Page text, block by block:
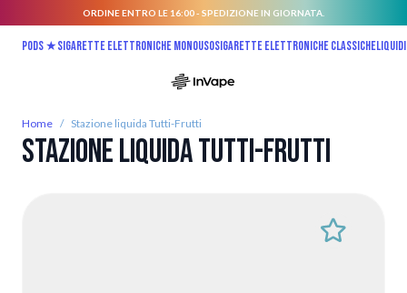
ORDINE ENTRO LE 16:00 - SPEDIZIONE IN GIORNATA.
Pods ★Sigarette elettroniche monousoSigarette elettroniche classiche
Home / Stazione liquida Tutti-Frutti
Stazione liquida Tutti-Frutti